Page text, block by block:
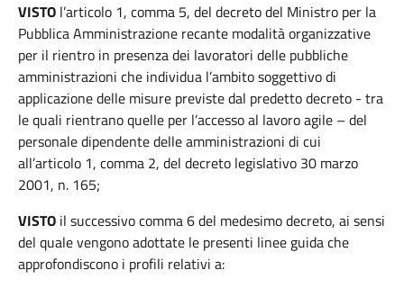
VISTO l’articolo 1, comma 5, del decreto del Ministro per la
Pubblica Amministrazione recante modalità organizzative
per il rientro in presenza dei lavoratori delle pubbliche
amministrazioni che individua l’ambito soggettivo di
applicazione delle misure previste dal predetto decreto - tra
le quali rientrano quelle per l’accesso al lavoro agile – del
personale dipendente delle amministrazioni di cui
all’articolo 1, comma 2, del decreto legislativo 30 marzo
2001, n. 165;
VISTO il successivo comma 6 del medesimo decreto, ai sensi
del quale vengono adottate le presenti linee guida che
approfondiscono i profili relativi a: